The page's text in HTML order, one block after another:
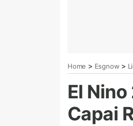
Home > Esgnow >
El
Capai